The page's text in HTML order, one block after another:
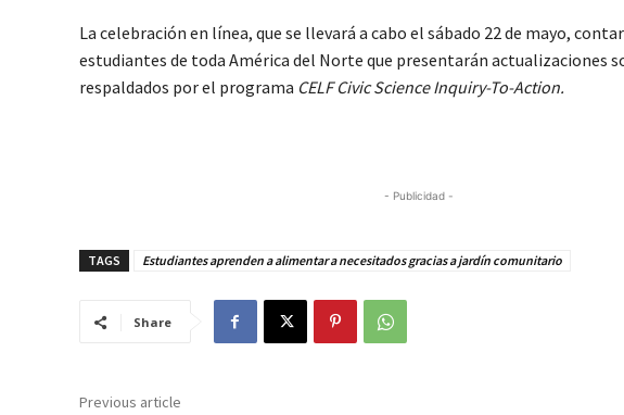
La celebración en línea, que se llevará a cabo el sábado 22 de mayo,
estudiantes de toda América del Norte que presentarán actualizaciones
respaldados por el programa CELF Civic Science Inquiry-To-Action.
- Publicidad -
TAGS Estudiantes aprenden a alimentar a necesitados gracias a jardín comunitario
Share
Previous article